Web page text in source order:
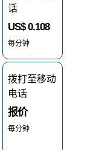
话
US$ 0.108
每分钟
拨打至移动
电话
报价
每分钟